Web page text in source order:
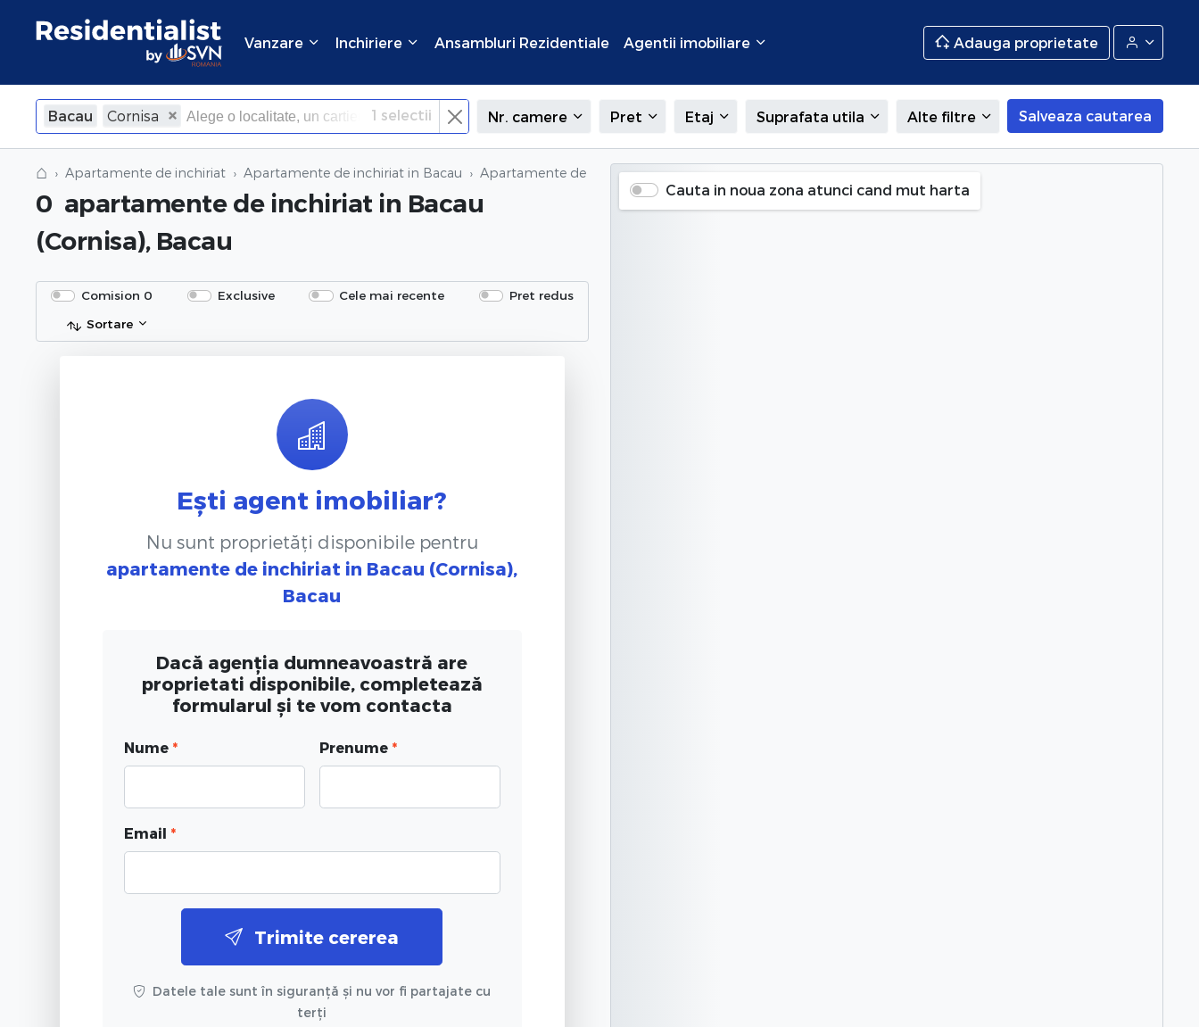
Vanzare Inchiriere Ansambluri Rezidentiale Agentii imobiliare Adauga proprietate
Bacau Cornisa
×Inchide
1 selectii Nr. camere Pret Etaj Suprafata utila Alte filtre Salveaza cautarea
⌂ Apartamente de inchiriat Apartamente de inchiriat in Bacau Apartamente de inchiriat in Bacau (Cornisa), Bacau
0 apartamente de inchiriat in Bacau
(Cornisa), Bacau
Comision 0 Exclusive Cele mai recente
Pret redus
Sortare
Ești agent imobiliar?
Nu sunt proprietăți disponibile pentru
apartamente de inchiriat in Bacau (Cornisa),
Bacau
Dacă agenția dumneavoastră are
proprietati disponibile, completează
formularul și te vom contacta
Nume * Prenume *
Email *
Trimite cererea
Datele tale sunt în siguranță și nu vor fi partajate cu
terți
Cauta in noua zona atunci cand mut harta